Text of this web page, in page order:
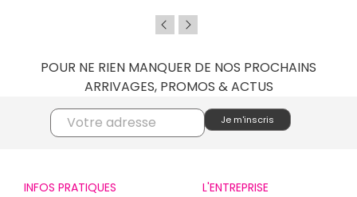
POUR NE RIEN MANQUER DE NOS PROCHAINS
ARRIVAGES, PROMOS & ACTUS
INFOS PRATIQUES L'ENTREPRISE